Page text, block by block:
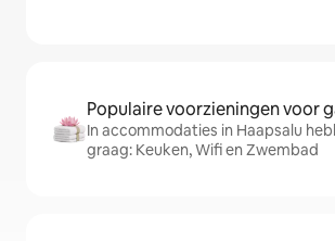
Populaire voorzieningen voor
In accommodaties in Haapsalu
graag: Keuken, Wifi en Zwembad